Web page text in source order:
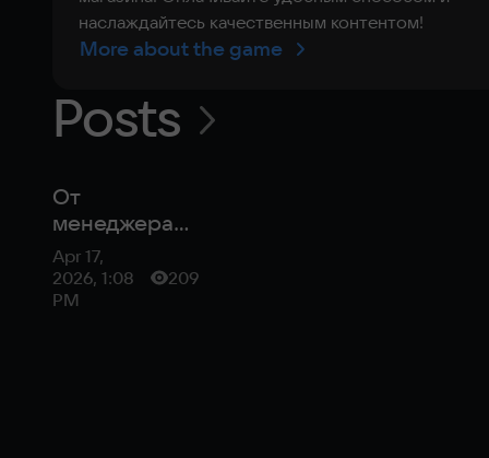
наслаждайтесь качественным контентом!
More about the game
Posts
От
менеджера
среднего
звена до
владыки Ада:
Apr 17,
2026, 1:08
PM
209